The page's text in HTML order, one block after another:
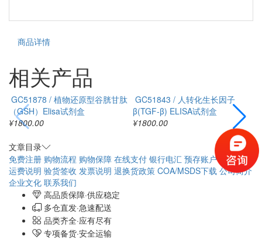
商品详情
相关产品
GC51878 / 植物还原型谷胱甘肽
（GSH）Elisa试剂盒
¥1800.00
GC51843 / 人转化生长因子
β(TGF-β) ELISA试剂盒
¥1800.00
文章目录
免费注册 购物流程 购物保障 在线支付 银行电汇 预存账户
配送方式
运费说明 验货签收 发票说明 退换货政策 COA/MSDS下载 公司简介
企业文化 联系我们
高品质保障·供应稳定
多仓直发·急速配送
品类齐全·应有尽有
专项备货·安全运输